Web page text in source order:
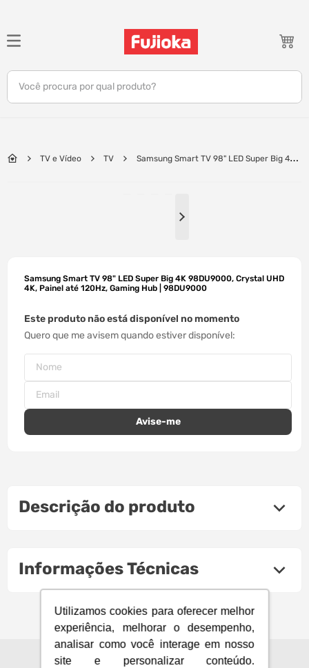
Utilizamos cookies para oferecer melhor
experiência, melhorar o desempenho,
analisar como você interage em nosso
site e personalizar conteúdo.
Você procura por qual produto?
TV e Vídeo TV
Samsung Smart TV 98" LED Super Big 4K
Samsung Smart TV 98" LED Super Big 4K 98DU9000, Crystal UHD
4K, Painel até 120Hz, Gaming Hub | 98DU9000
Este produto não está disponível no momento
Quero que me avisem quando estiver disponível
Descrição do produto
Informações Técnicas
TERMOS MAIS BUSCADOS
1º
notebook
5º
tablet
impressora
10º fone